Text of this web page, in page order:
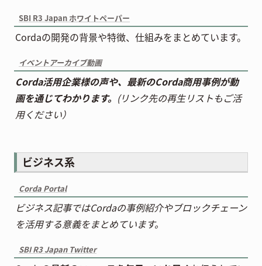
SBI R3 Japan ホワイトペーパー
Cordaの開発の背景や特徴、仕組みをまとめています。
イベントアーカイブ動画
Corda活用企業様の声や、最新のCorda商用事例が動
画を通じてわかります。 (リンク先の再生リストもご活
用ください）
ビジネス系
Corda Portal
ビジネス記事ではCordaの事例紹介やブロックチェーン
を活用する意義をまとめています。
SBI R3 Japan Twitter